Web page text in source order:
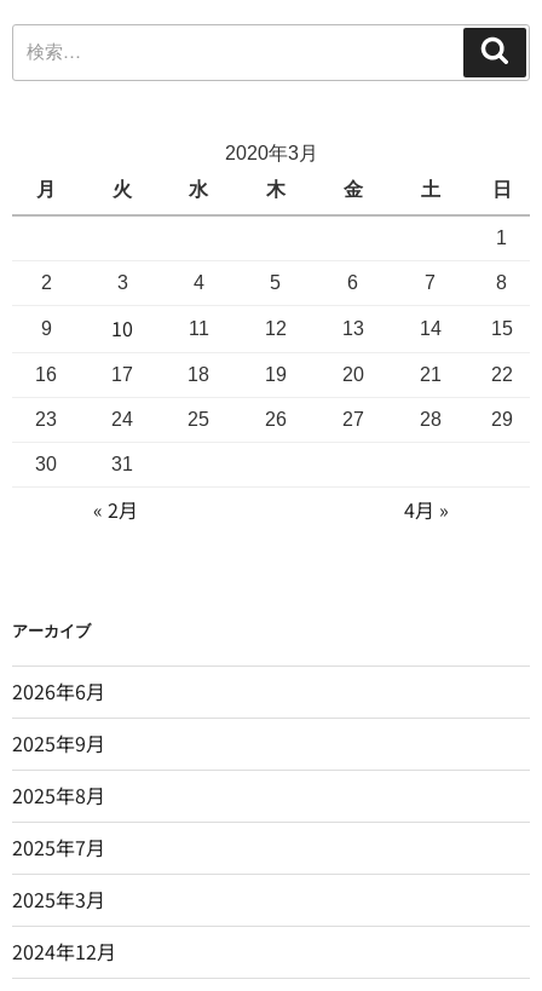
2020年3月
月
火 水 木 金 土 日
1
2 3 4 5 6 7 8
9 10 11 12 13 14 15
16 17 18 19 20 21 22
23 24 25 26 27 28 29
30 31
« 2月 4月 »
アーカイブ
2026年6月
2025年9月
2025年8月
2025年7月
2025年3月
2024年12月